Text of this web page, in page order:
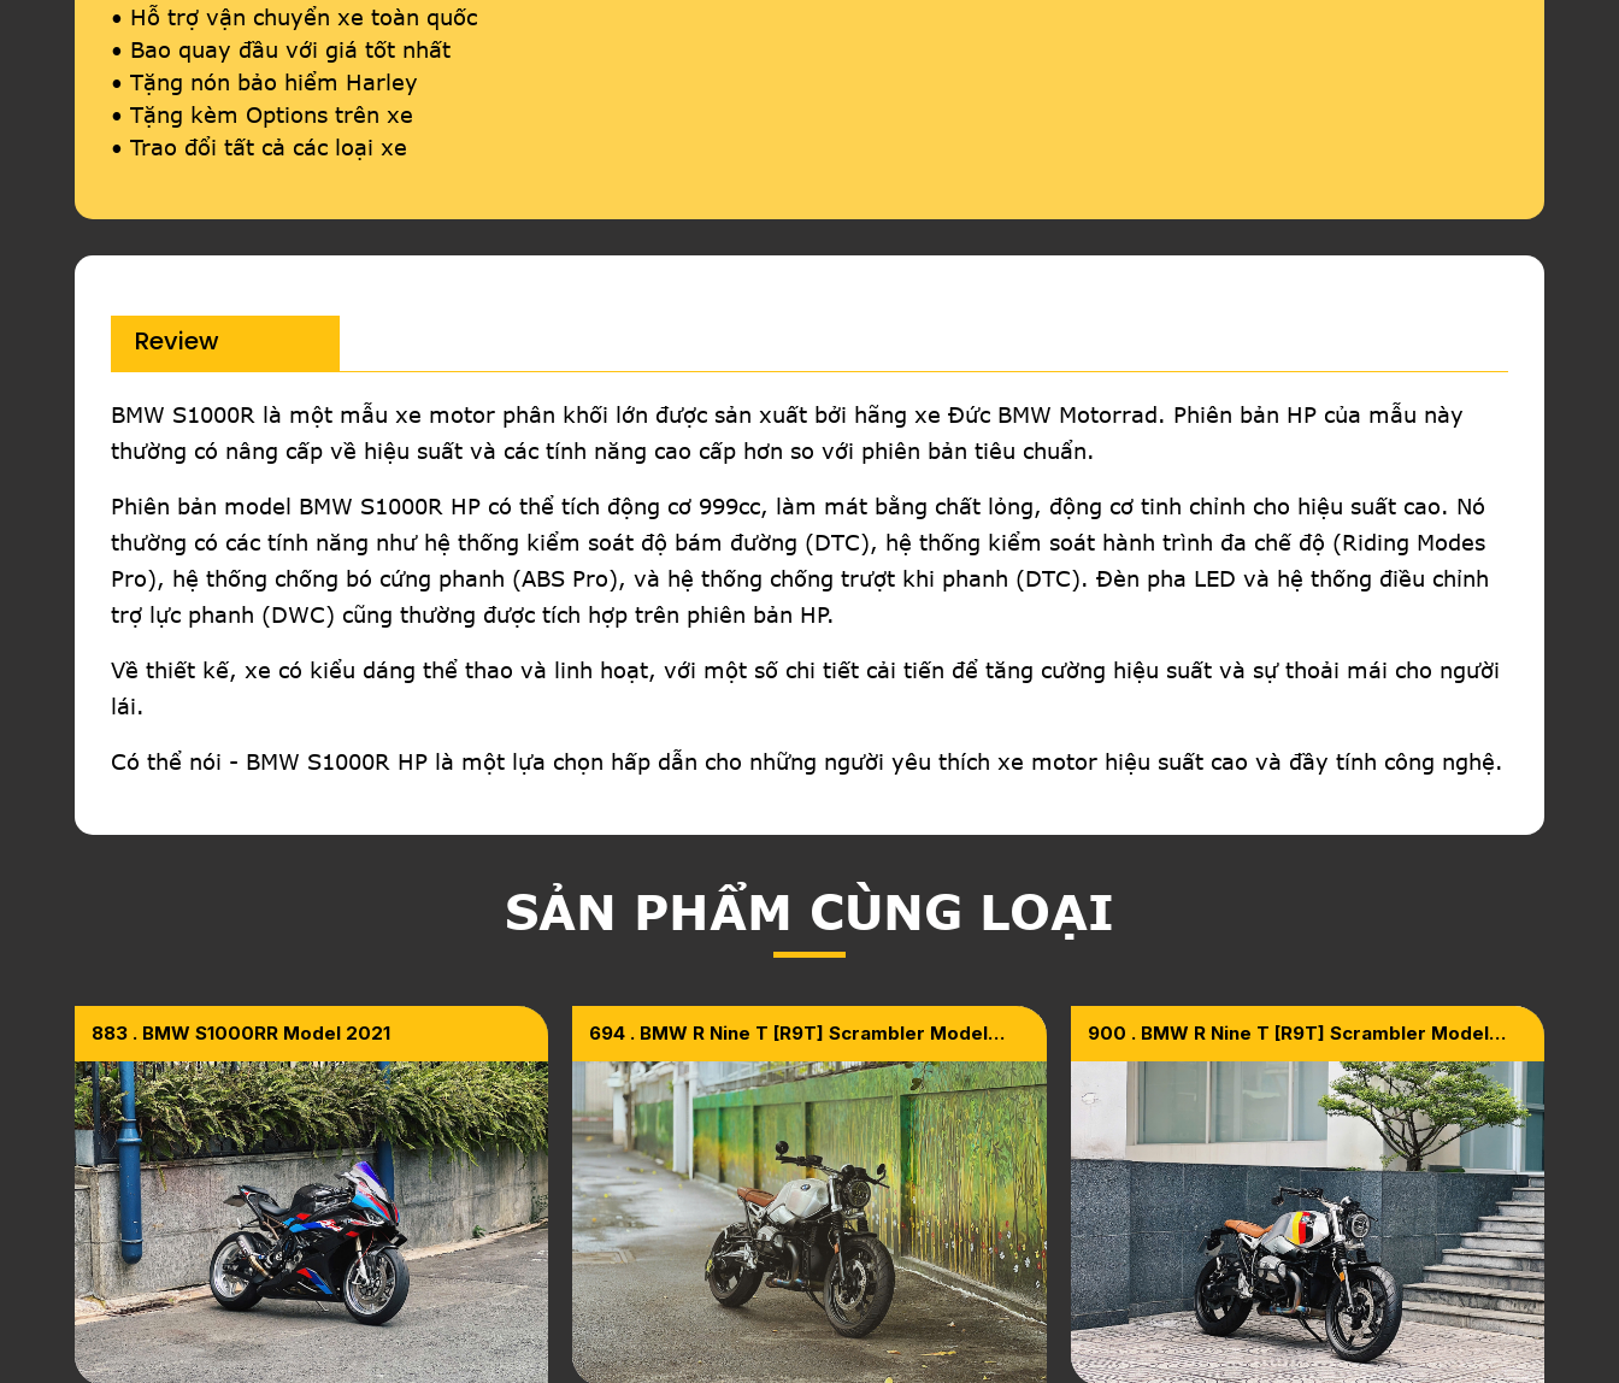
• Hỗ trợ vận chuyển xe toàn quốc
• Bao quay đầu với giá tốt nhất
• Tặng nón bảo hiểm Harley
• Tặng kèm Options trên xe
• Trao đổi tất cả các loại xe
Review
BMW S1000R là một mẫu xe motor phân khối lớn được sản xuất bởi hãng xe Đức BMW Motorrad. Phiên bản HP của mẫu này
thường có nâng cấp về hiệu suất và các tính năng cao cấp hơn so với phiên bản tiêu chuẩn.
Phiên bản model BMW S1000R HP có thể tích động cơ 999cc, làm mát bằng chất lỏng, động cơ tinh chỉnh cho hiệu suất cao. Nó
thường có các tính năng như hệ thống kiểm soát độ bám đường (DTC), hệ thống kiểm soát hành trình đa chế độ (Riding Modes
Pro), hệ thống chống bó cứng phanh (ABS Pro), và hệ thống chống trượt khi phanh (DTC). Đèn pha LED và hệ thống điều chỉnh
trợ lực phanh (DWC) cũng thường được tích hợp trên phiên bản HP.
Về thiết kế, xe có kiểu dáng thể thao và linh hoạt, với một số chi tiết cải tiến để tăng cường hiệu suất và sự thoải mái cho người
lái.
Có thể nói - BMW S1000R HP là một lựa chọn hấp dẫn cho những người yêu thích xe motor hiệu suất cao và đầy tính công nghệ.
SẢN PHẨM CÙNG LOẠI
883 . BMW S1000RR Model 2021
694 . BMW R Nine T [R9T] Scrambler Model
900 . BMW R Nine T [R9T] Scrambler Model